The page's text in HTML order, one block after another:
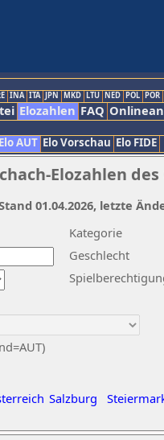
INA ITA JPN MKD LTU NED POL POR
Elozahlen FAQ
Elo AUT Elo Vorschau Elo FIDE
Elozahlen des
Kategorie
Geschlecht
Salzburg
01.04.2026, letzte